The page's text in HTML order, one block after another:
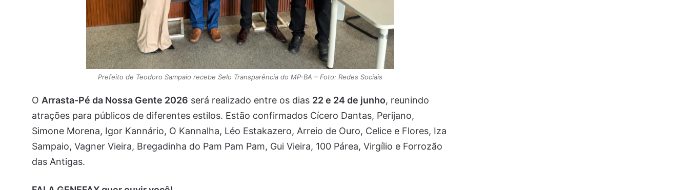
Prefeito de Teodoro Sampaio recebe Selo Transparência do MP-BA – Foto: Redes Sociais
O Arrasta-Pé da Nossa Gente 2026 será realizado entre os dias 22 e 24 de junho, reunindo
atrações para públicos de diferentes estilos. Estão confirmados Cícero Dantas, Perijano,
Simone Morena, Igor Kannário, O Kannalha, Léo Estakazero, Arreio de Ouro, Celice e Flores, Iza
Sampaio, Vagner Vieira, Bregadinha do Pam Pam Pam, Gui Vieira, 100 Párea, Virgílio e Forrozão
das Antigas.